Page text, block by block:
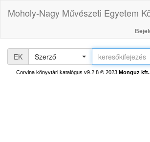
Moholy-Nagy Művészeti Egyetem
EK Szerző
Corvina könyvtári katalógus v9.2.8© 2023 Monguz kft.